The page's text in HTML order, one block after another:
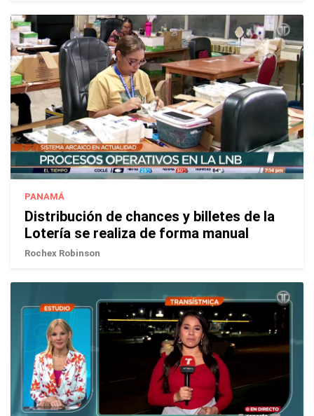
PANAMÁ
Distribución de chances y billetes de la
Lotería se realiza de forma manual
Rochex Robinson